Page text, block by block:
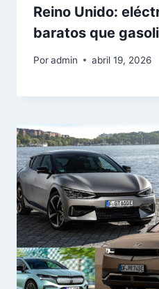
Reino Unido:
baratos que
Poradmin abril 19, 2026